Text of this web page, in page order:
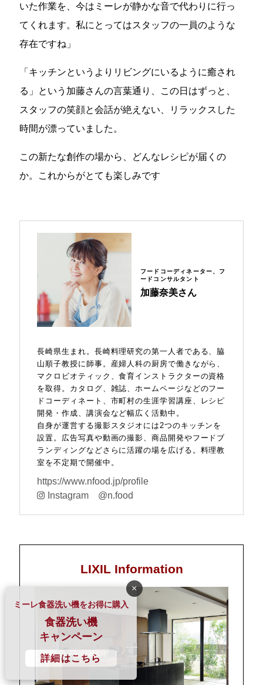
いた作業を、今はミーレが静かな音で代わりに行っ
てくれます。私にとってはスタッフの一員のような
存在ですね」
「キッチンというよりリビングにいるように癒され
る」という加藤さんの言葉通り、この日はずっと、
スタッフの笑顔と会話が絶えない、リラックスした
時間が漂っていました。
この新たな創作の場から、どんなレシピが届くの
か。これからがとても楽しみです
フードコーディネーター、フ
ードコンサルタント
加藤奈美さん
長崎県生まれ。長崎料理研究の第一人者である、脇
山順子教授に師事。産婦人科の厨房で働きながら、
マクロビオティック、食育インストラクターの資格
を取得。カタログ、雑誌、ホームページなどのフー
ドコーディネート、市町村の生涯学習講座、レシピ
開発・作成、講演会など幅広く活動中。
自身が運営する撮影スタジオには2つのキッチンを
設置。広告写真や動画の撮影、商品開発やフードブ
ランディングなどさらに活躍の場を広げる。料理教
室を不定期で開催中。
https://www.nfood.jp/profile
Instagram @n.food
LIXIL Information
×
ミーレ食器洗い機をお得に購入
食器洗い機
キャンペーン
詳細はこちら